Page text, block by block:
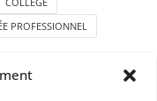
PROFESSIONNEL